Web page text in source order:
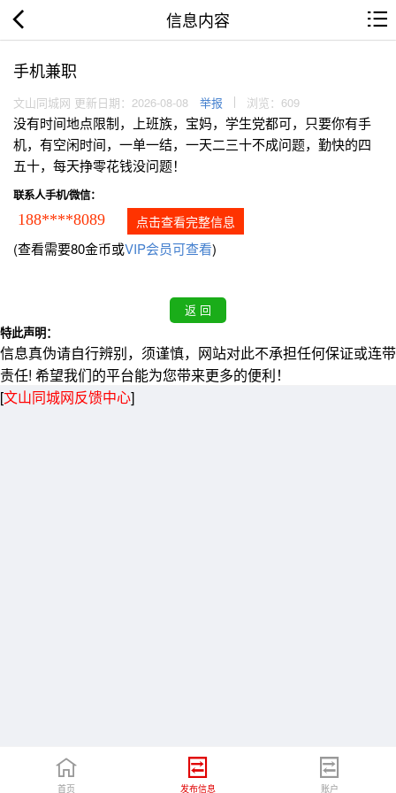
信息内容
手机兼职
文山同城网 更新日期：2026-08-08 举报 浏览：609
没有时间地点限制，上班族，宝妈，学生党都可，只要你有手
机，有空闲时间，一单一结，一天二三十不成问题，勤快的四
五十，每天挣零花钱没问题！
联系人手机/微信：
188****8089 点击查看完整信息
(查看需要80金币或VIP会员可查看)
特此声明：
信息真伪请自行辨别，须谨慎，网站对此不承担任何保证或连带
责任! 希望我们的平台能为您带来更多的便利！
[文山同城网反馈中心]
首页 发布信息 账户